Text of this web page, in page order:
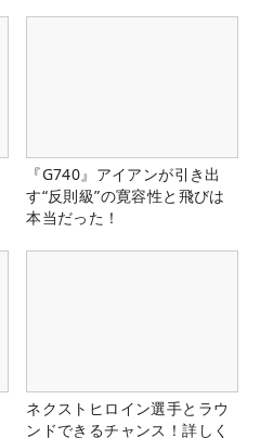
『G740』アイアンが引き出
す“反則級”の寛容性と飛びは
本当だった！
ネクストヒロイン選手とラウ
ンドできるチャンス！詳しく